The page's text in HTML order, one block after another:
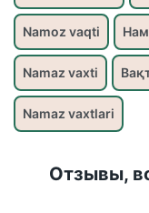
Namoz vaqti
Namaz vaxti
Namaz vaxtlari
Отзывы,